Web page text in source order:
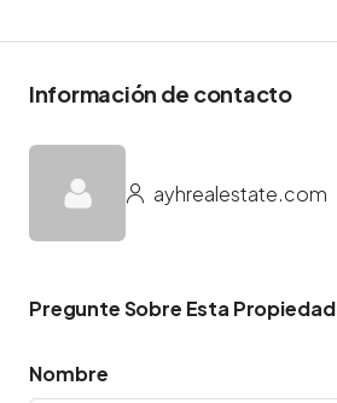
Información de contacto
ayhrealestate.com
Pregunte Sobre Esta Propiedad
Nombre